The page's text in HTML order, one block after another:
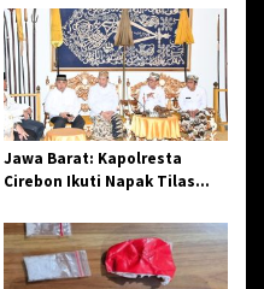
Jangkar Gelar Halal Bi Halal
di Losari
Jawa Barat: Kapolresta
Cirebon Ikuti Napak Tilas
Sinergi dan Pelestarian
Sejarah